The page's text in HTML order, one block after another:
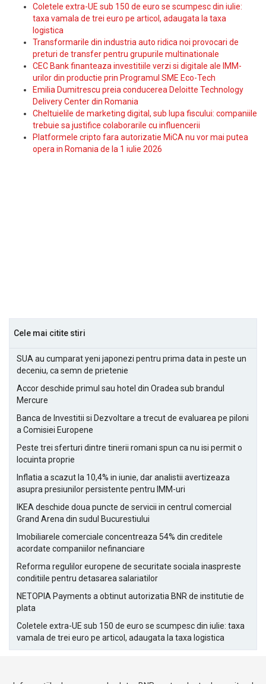
Coletele extra-UE sub 150 de euro se scumpesc din iulie:
taxa vamala de trei euro pe articol, adaugata la taxa
logistica
Transformarile din industria auto ridica noi provocari de
preturi de transfer pentru grupurile multinationale
CEC Bank finanteaza investitiile verzi si digitale ale IMM-
urilor din productie prin Programul SME Eco-Tech
Emilia Dumitrescu preia conducerea Deloitte Technology
Delivery Center din Romania
Cheltuielile de marketing digital, sub lupa fiscului: companiile
trebuie sa justifice colaborarile cu influencerii
Platformele cripto fara autorizatie MiCA nu vor mai putea
opera in Romania de la 1 iulie 2026
Cele mai citite stiri
SUA au cumparat yeni japonezi pentru prima data in peste un
deceniu, ca semn de prietenie
Accor deschide primul sau hotel din Oradea sub brandul
Mercure
Banca de Investitii si Dezvoltare a trecut de evaluarea pe piloni
a Comisiei Europene
Peste trei sferturi dintre tinerii romani spun ca nu isi permit o
locuinta proprie
Inflatia a scazut la 10,4% in iunie, dar analistii avertizeaza
asupra presiunilor persistente pentru IMM-uri
IKEA deschide doua puncte de servicii in centrul comercial
Grand Arena din sudul Bucurestiului
Imobiliarele comerciale concentreaza 54% din creditele
acordate companiilor nefinanciare
Reforma regulilor europene de securitate sociala inaspreste
conditiile pentru detasarea salariatilor
NETOPIA Payments a obtinut autorizatia BNR de institutie de
plata
Coletele extra-UE sub 150 de euro se scumpesc din iulie: taxa
vamala de trei euro pe articol, adaugata la taxa logistica